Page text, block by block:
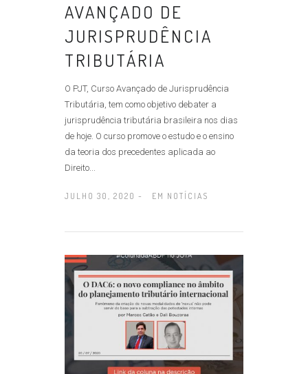
AVANÇADO DE
JURISPRUDÊNCIA
TRIBUTÁRIA
O PJT, Curso Avançado de Jurisprudência
Tributária, tem como objetivo debater a
jurisprudência tributária brasileira nos dias
de hoje. O curso promove o estudo e o ensino
da teoria dos precedentes aplicada ao
Direito...
JULHO 30, 2020 - EM NOTÍCIAS